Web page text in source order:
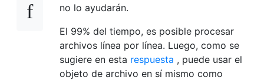
no lo ayudarán.
El 99% del tiempo, es posible procesar
archivos línea por línea. Luego, como se
sugiere en esta respuesta , puede usar el
objeto de archivo en sí mismo como